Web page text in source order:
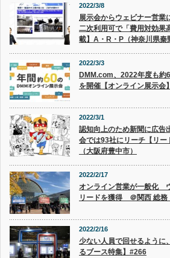
2022/3/8
展示会からウェビナー営
二次利用可で「費用対効果
載】A・R・P（神奈川県秦
2022/3/3
DMM.com、2022年度も約
を開催【オンライン展示会】
2022/3/1
認知向上のため新聞に広告
会では93社にリーチ【リ
（大阪府豊中市）
2022/2/17
オンライン営業が一般化
リードを獲得 ＠関西 総務
2022/2/16
少ない人員で回せるように
るブース特集】#266